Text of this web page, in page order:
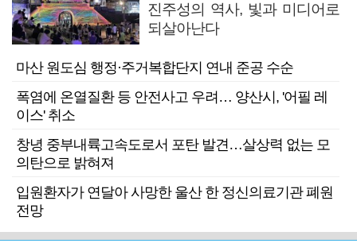
진주성의 역사, 빛과 미디어로
되살아난다
마산 원도심 행정·주거복합단지 연내 준공 수순
폭염에 온열질환 등 안전사고 우려… 양산시, '어필 레
이스' 취소
창녕 중부내륙고속도로서 포탄 발견…살상력 없는 모
의탄으로 밝혀져
입원환자가 연달아 사망한 울산 한 정신의료기관 폐원
전망